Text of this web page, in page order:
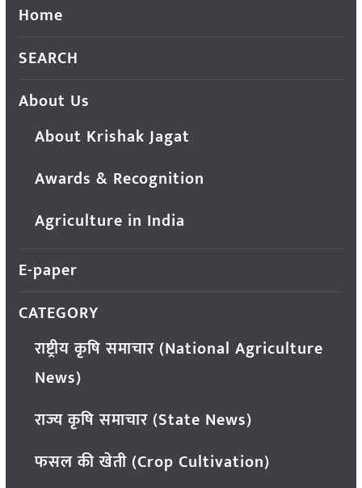
Home
SEARCH
About Us
About Krishak Jagat
Awards & Recognition
Agriculture in India
E-paper
CATEGORY
राष्ट्रीय कृषि समाचार (National Agriculture
News)
राज्य कृषि समाचार (State News)
फसल की खेती (Crop Cultivation)